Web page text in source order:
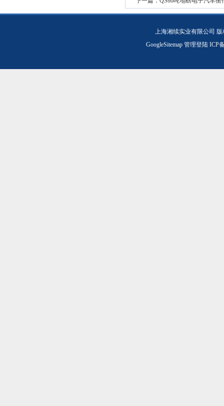
上海湘续实业有限公司
GoogleSitemap 管理登陆ICP